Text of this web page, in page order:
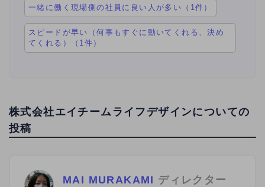
一緒に働く現場側の社員に良い人が多い（1件）
スピードが早い（何事もすぐに動いてくれる、決め
てくれる）（1件）
株式会社エイチームライフデザインについての
投稿
MAI MURAKAMI ディレクター